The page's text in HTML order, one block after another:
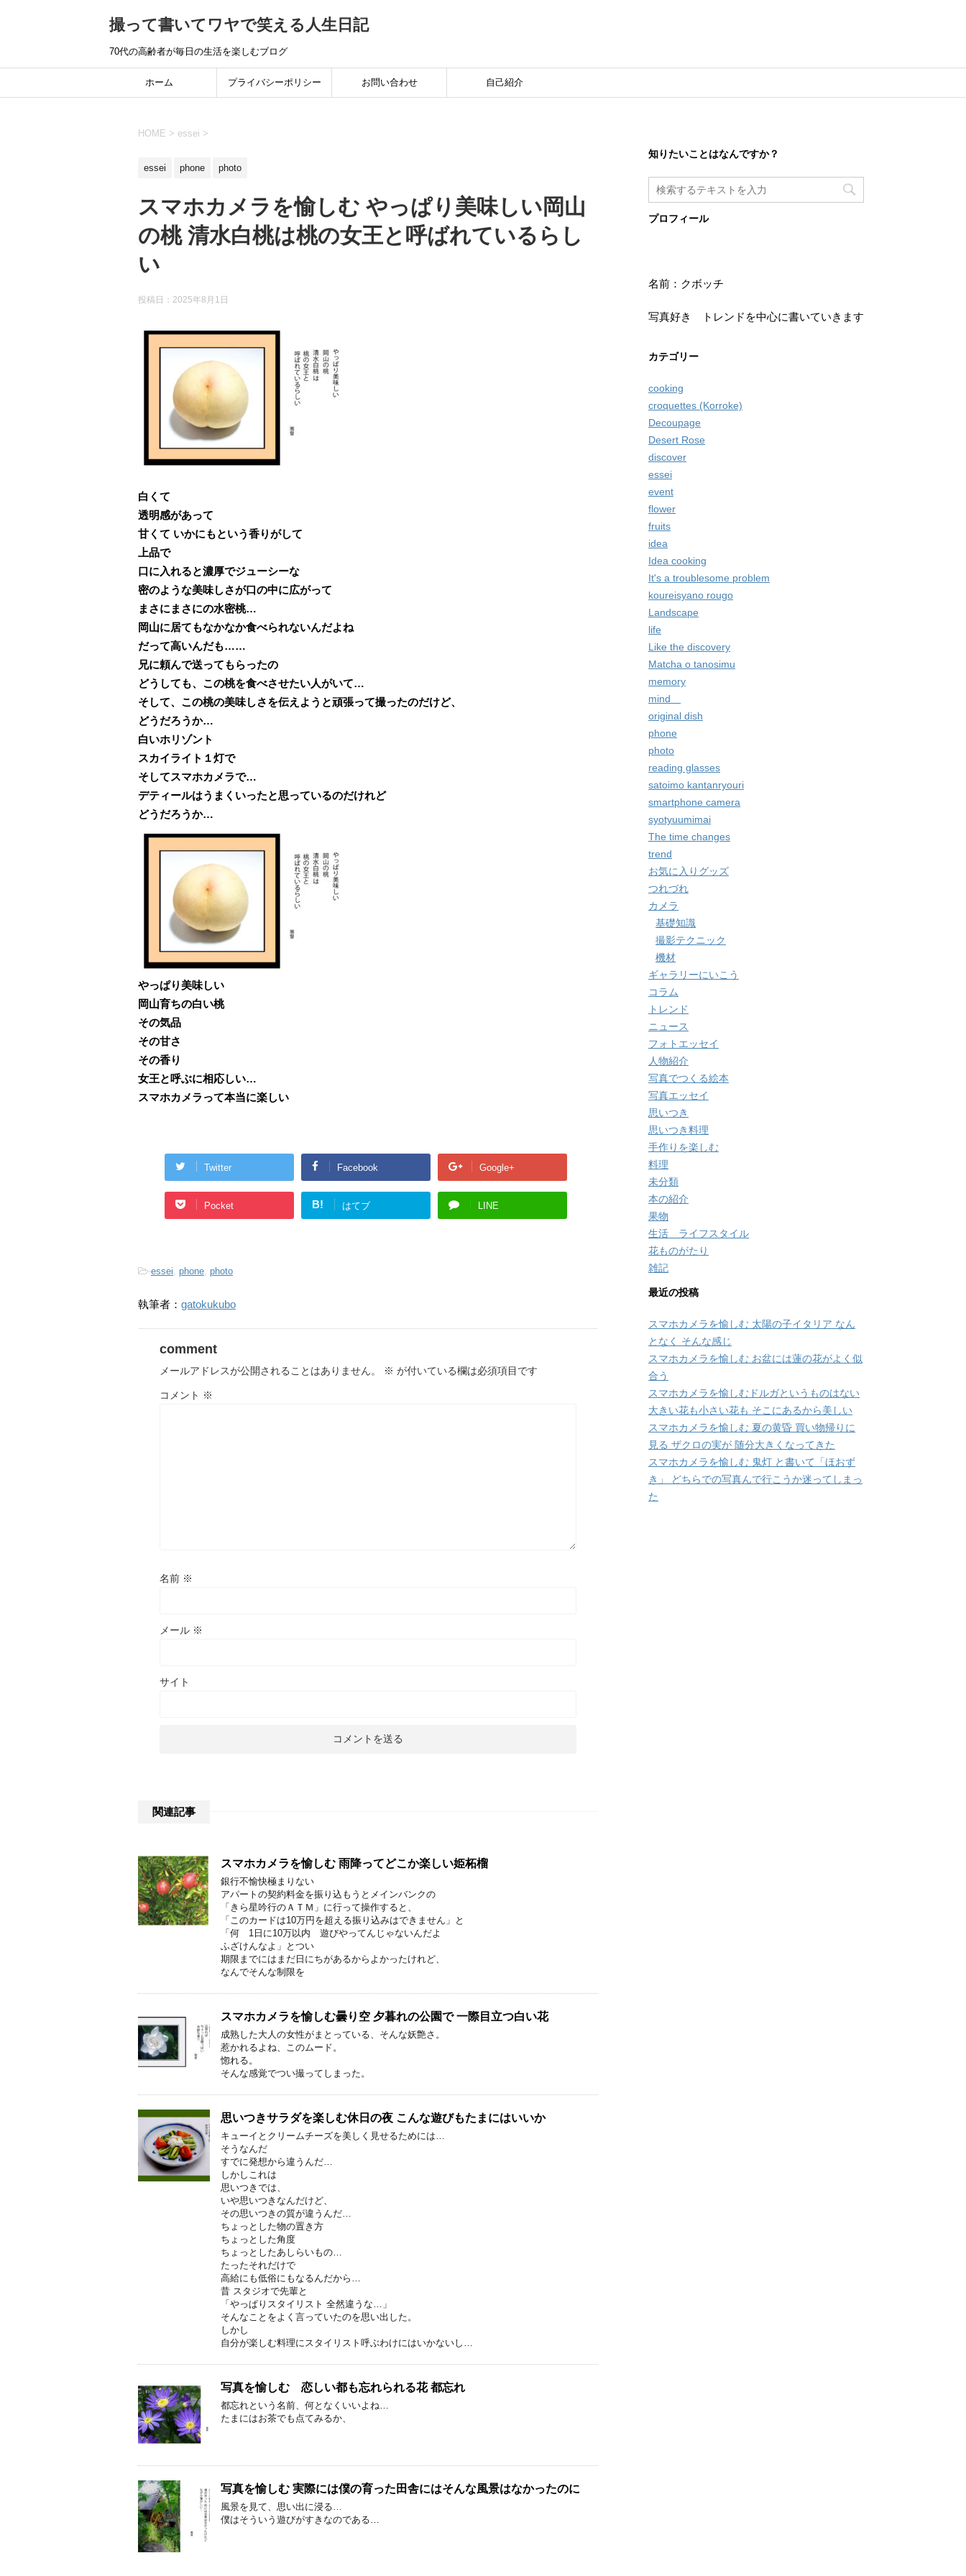
撮って書いてワヤで笑える人生日記
70代の高齢者が毎日の生活を楽しむブログ
ホーム プライバシーポリシー お問い合わせ 自己紹介
HOME > essei >
essei phone photo
スマホカメラを愉しむ やっぱり美味しい岡山
の桃 清水白桃は桃の女王と呼ばれているらし
い
投稿日： 2025年8月1日
白くて
透明感があって
甘くて いかにもという香りがして
上品で
口に入れると濃厚でジューシーな
密のような美味しさが口の中に広がって
まさにまさにの水密桃…
岡山に居てもなかなか食べられないんだよね
だって高いんだも……
兄に頼んで送ってもらったの
どうしても、この桃を食べさせたい人がいて…
そして、この桃の美味しさを伝えようと頑張って撮ったのだけど、
どうだろうか…
白いホリゾント
スカイライト１灯で
そしてスマホカメラで…
デティールはうまくいったと思っているのだけれど
どうだろうか…
やっぱり美味しい
岡山育ちの白い桃
その気品
その甘さ
その香り
女王と呼ぶに相応しい…
スマホカメラって本当に楽しい
Twitter Facebook Google+
Pocket B! はてブ LINE
-essei, phone, photo
執筆者： gatokukubo
comment
メールアドレスが公開されることはありません。 ※ が付いている欄は必須項目です
コメント ※
名前 ※
メール ※
サイト
関連記事
スマホカメラを愉しむ 雨降ってどこか楽しい姫柘榴
銀行不愉快極まりない
アパートの契約料金を振り込もうとメインバンクの
「きら星吟行のＡＴＭ」に行って操作すると、
「このカードは10万円を超える振り込みはできません」と
「何 1日に10万以内 遊びやってんじゃないんだよ
ふざけんなよ」とつい
期限までにはまだ日にちがあるからよかったけれど、
なんでそんな制限を
スマホカメラを愉しむ曇り空 夕暮れの公園で 一際目立つ白い花
成熟した大人の女性がまとっている、そんな妖艶さ。
惹かれるよね、このムード。
惚れる。
そんな感覚でつい撮ってしまった。
思いつきサラダを楽しむ休日の夜 こんな遊びもたまにはいいか
キューイとクリームチーズを美しく見せるためには…
そうなんだ
すでに発想から違うんだ…
しかしこれは
思いつきでは、
いや思いつきなんだけど、
その思いつきの質が違うんだ…
ちょっとした物の置き方
ちょっとした角度
ちょっとしたあしらいもの…
たったそれだけで
高給にも低俗にもなるんだから…
昔 スタジオで先輩と
「やっぱりスタイリスト 全然違うな…」
そんなことをよく言っていたのを思い出した。
しかし
自分が楽しむ料理にスタイリスト呼ぶわけにはいかないし…
写真を愉しむ 恋しい都も忘れられる花 都忘れ
都忘れという名前、何となくいいよね…
たまにはお茶でも点てみるか、
写真を愉しむ 実際には僕の育った田舎にはそんな風景はなかったのに
風景を見て、思い出に浸る…
僕はそういう遊びがすきなのである…
知りたいことはなんですか？
プロフィール
名前：クボッチ
写真好き トレンドを中心に書いていきます
カテゴリー
cooking
croquettes (Korroke)
Decoupage
Desert Rose
discover
essei
event
flower
fruits
idea
Idea cooking
It's a troublesome problem
koureisyano rougo
Landscape
life
Like the discovery
Matcha o tanosimu
memory
mind
original dish
phone
photo
reading glasses
satoimo kantanryouri
smartphone camera
syotyuumimai
The time changes
trend
お気に入りグッズ
つれづれ
カメラ
基礎知識
撮影テクニック
機材
ギャラリーにいこう
コラム
トレンド
ニュース
フォトエッセイ
人物紹介
写真でつくる絵本
写真エッセイ
思いつき
思いつき料理
手作りを楽しむ
料理
未分類
本の紹介
果物
生活 ライフスタイル
花ものがたり
雑記
最近の投稿
スマホカメラを愉しむ 太陽の子イタリア なん
となく そんな感じ
スマホカメラを愉しむ お盆には蓮の花がよく似
合う
スマホカメラを愉しむドルガというものはない
大きい花も小さい花も そこにあるから美しい
スマホカメラを愉しむ 夏の黄昏 買い物帰りに
見る ザクロの実が 随分大きくなってきた
スマホカメラを愉しむ 鬼灯 と書いて「ほおず
き」 どちらでの写真んで行こうか迷ってしまっ
た